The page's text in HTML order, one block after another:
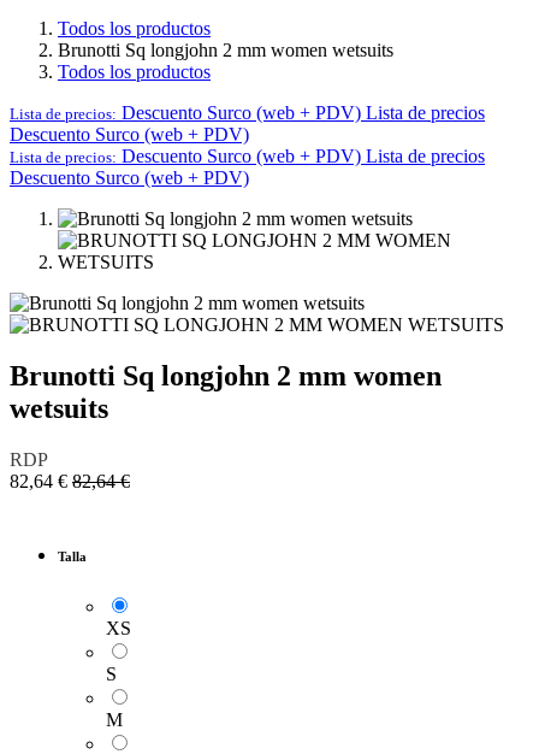
Todos los productos
Brunotti Sq longjohn 2 mm women wetsuits
Todos los productos
Lista de precios: Descuento Surco (web + PDV) Lista de precios
Descuento Surco (web + PDV)
Lista de precios: Descuento Surco (web + PDV) Lista de precios
Descuento Surco (web + PDV)
Brunotti Sq longjohn 2 mm women
wetsuits
RDP
82,64 € 82,64€
Talla
XS
S
M